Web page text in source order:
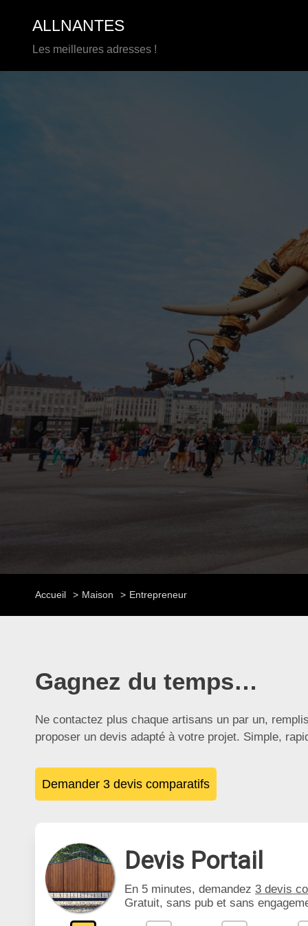
contenu
ALLNANTES
Les meilleures adresses !
Accueil Maison Entrepreneur
Gagnez du temps…
Ne contactez plus chaque artisans un par un,
proposer un devis adapté à votre projet. Simple,
Demander 3 devis comparatifs
Devis Portail
En 5 minutes, demandez 3 devis
Gratuit, sans pub et sans